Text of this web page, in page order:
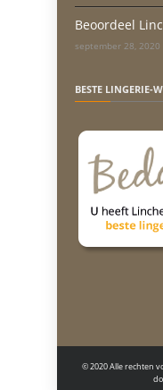
Beoordeel
september 28, 2020
BESTE LINGERIE-
© 2020 Alle rechten